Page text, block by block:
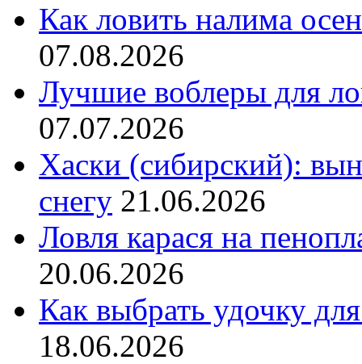
Как ловить налима
07.08.2026
Лучшие воблеры для
07.07.2026
Хаски (сибирский):
снегу 21.06.2026
Ловля карася на
20.06.2026
Как выбрать удочку
18.06.2026